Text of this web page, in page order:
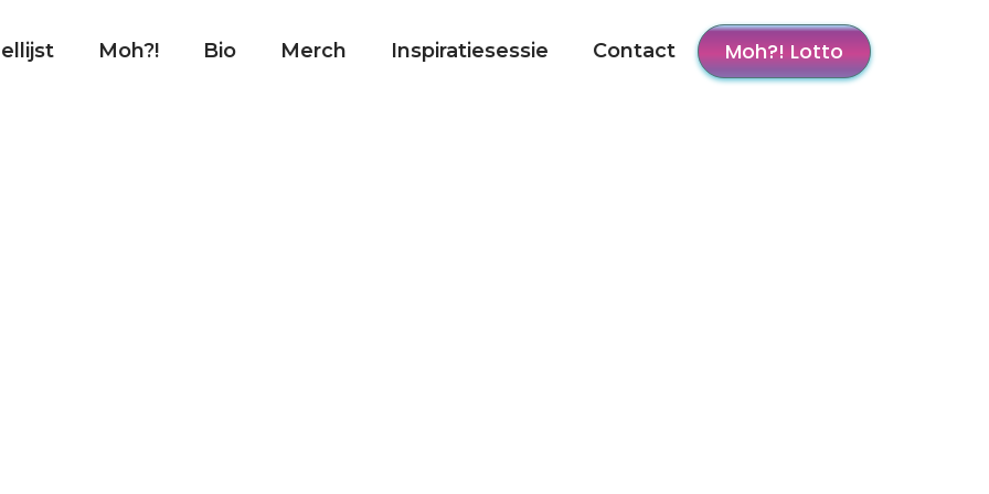
Moh?! Bio Merch Inspiratiesessie Contact Moh?! Lotto